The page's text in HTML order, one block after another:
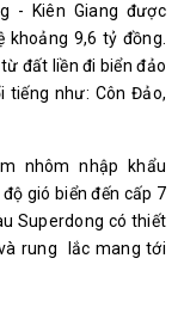
- Kiên Giang được
khoảng 9,6 tỷ đồng.
đất liền đi biển đảo
tiếng như: Côn Đảo,
nhôm nhập khẩu
gió biển đến cấp 7
Superdong có thiết
rung lắc mang tới